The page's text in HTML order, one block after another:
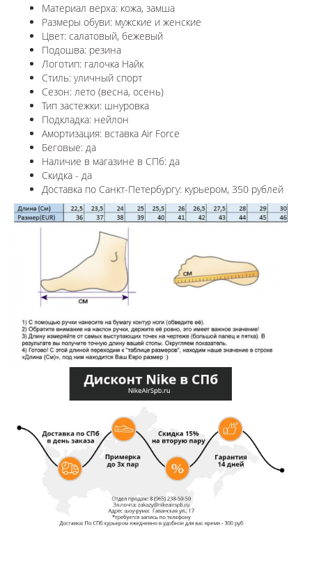
Материал верха: кожа, замша
Размеры обуви: мужские и женские
Цвет: салатовый, бежевый
Подошва: резина
Логотип: галочка Найк
Стиль: уличный спорт
Сезон: лето (весна, осень)
Тип застежки: шнуровка
Подкладка: нейлон
Амортизация: вставка Air Force
Беговые: да
Наличие в магазине в СПб: да
Скидка - да
Доставка по Санкт-Петербургу: курьером, 350 рублей